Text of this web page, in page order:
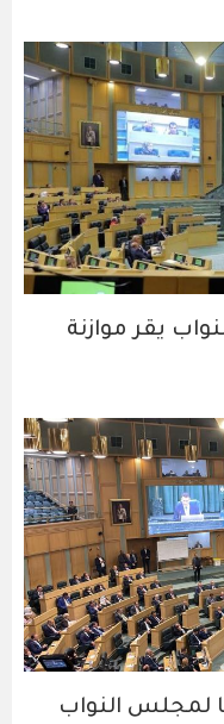
النواب يقر موازنة
لمجلس النواب